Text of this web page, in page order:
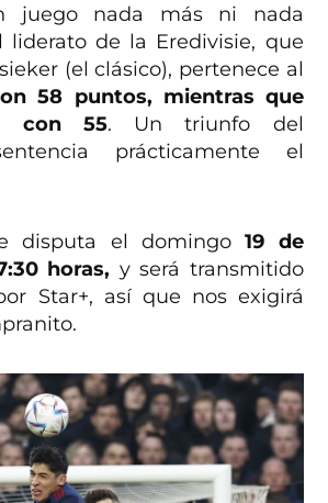
juego nada más ni nada
liderato de la Eredivisie, que
(el clásico), pertenece al
58 puntos, mientras que
con 55. Un triunfo del
prácticamente el
disputa el domingo19 de
horas, y será transmitido
Star+, así que nos exigirá